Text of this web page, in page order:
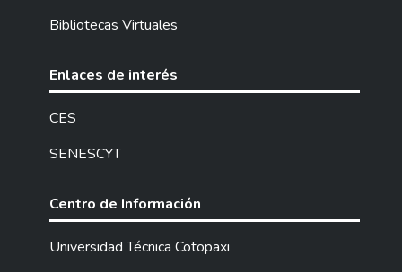
Bibliotecas Virtuales
Enlaces de interés
CES
SENESCYT
Centro de Información
Universidad Técnica Cotopaxi